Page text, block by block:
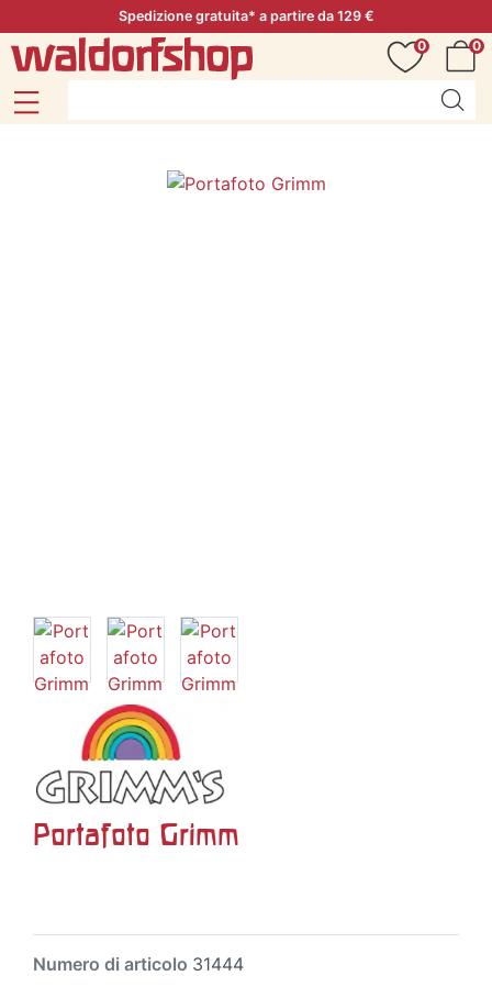
Spedizione gratuita* a partire da 129 €
0
0
Portafoto Grimm
Numero di articolo 31444